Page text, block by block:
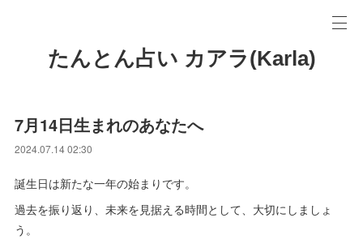
たんとん占い カアラ(Karla)
7月14日生まれのあなたへ
2024.07.14 02:30
誕生日は新たな一年の始まりです。
過去を振り返り、未来を見据える時間として、大切にしましょ
う。